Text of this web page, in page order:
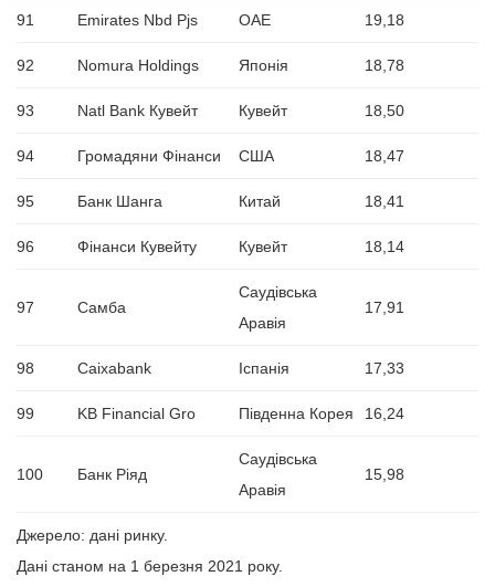
91 Emirates Nbd Pjs ОАЕ 19,18
92 Nomura Holdings Японія 18,78
93 Natl Bank Кувейт Кувейт 18,50
94 Громадяни Фінанси США 18,47
95 Банк Шанга Китай 18,41
96 Фінанси Кувейту Кувейт 18,14
97 Самба
Саудівська
Аравія
17,91
98 Caixabank Іспанія 17,33
99 KB Financial Gro Південна Корея 16,24
100 Банк Ріяд
Саудівська
Аравія
15,98
Джерело: дані ринку.
Дані станом на 1 березня 2021 року.